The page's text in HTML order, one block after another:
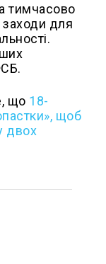
тимчасово
заходи для
що 18-
щоб
двох